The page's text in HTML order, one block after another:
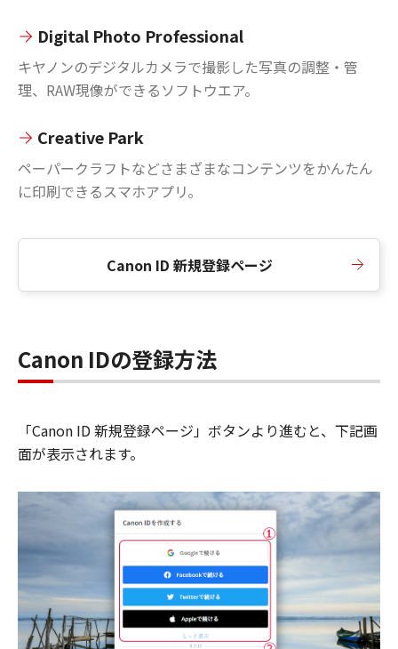
Digital Photo Professional
キヤノンのデジタルカメラで撮影した写真の調整・管
理、RAW現像ができるソフトウエア。
Creative Park
ペーパークラフトなどさまざまなコンテンツをかんたん
に印刷できるスマホアプリ。
Canon ID 新規登録ページ
Canon IDの登録方法
「Canon ID 新規登録ページ」ボタンより進むと、下記画
面が表示されます。